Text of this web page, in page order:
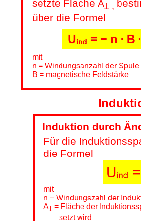
setzte Fläche AꞱ ,
über die Formel
mit
n = Windungsanzahl der Spule
B = magnetische Feldstärke
Induktion durch
Für die
die Formel
mit
n = Windungszahl der
AꞱ = Fläche der
setzt wird